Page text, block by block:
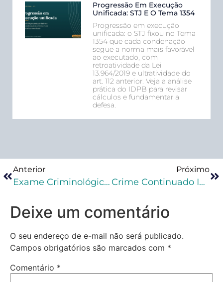
Progressão Em Execução
Unificada: STJ E O Tema 1354
Progressão em execução
unificada: o STJ fixou no Tema
1354 que cada condenação
segue a norma mais favorável
ao executado, com
retroatividade da Lei
13.964/2019 e ultratividade do
art. 112 anterior. Veja a análise
prática do IDPB para revisar
cálculos e fundamentar a
defesa.
Anterior
Exame Criminológico E Progressão De Regime: Impactos Da Lei 14.843 E A Jurisprudência Atual Do STJ
Próximo
Crime Continuado Impede Celebração Do ANPP?Veja Decisão Importante
Deixe um comentário
O seu endereço de e-mail não será publicado.
Campos obrigatórios são marcados com *
Comentário *